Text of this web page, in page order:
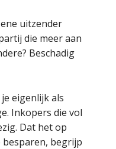
uitzender
die meer aan
Beschadig
eigenlijk als
Inkopers die vol
Dat het op
begrijp